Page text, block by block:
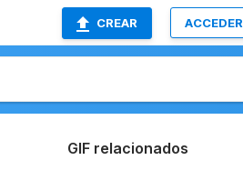
CREAR ACCEDER
GIF relacionados